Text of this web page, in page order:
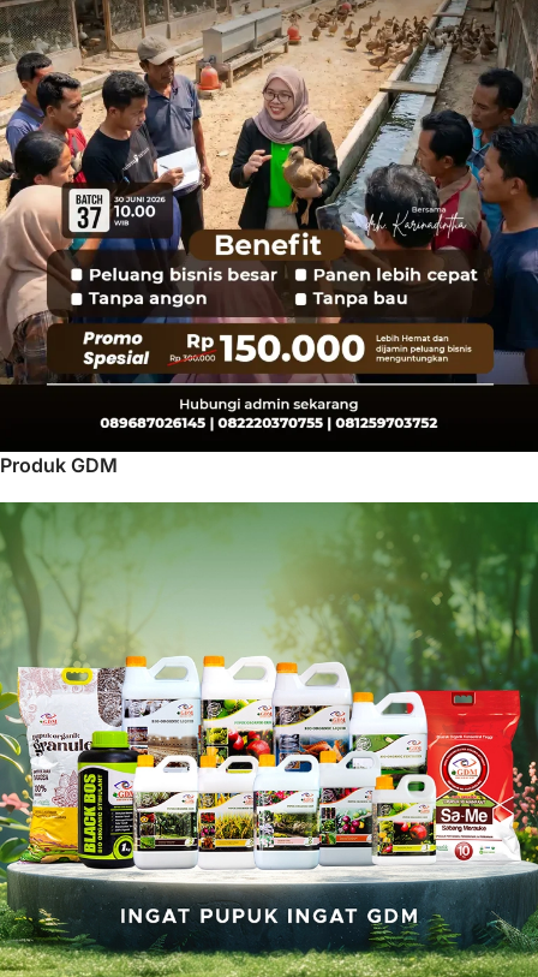
Produk GDM